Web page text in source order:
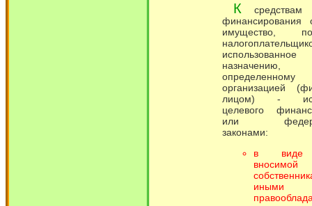
К средствам
финансирования
имущество,
назначению,
определенному
организацией
лицом) -
целевого
или
законами:
в виде
вносимой
иными